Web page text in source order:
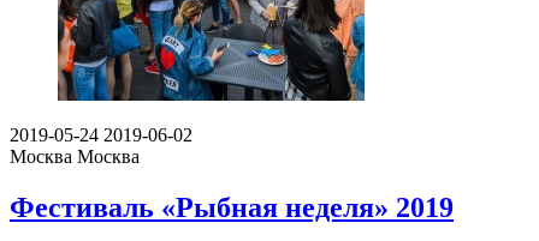
2019-05-24 2019-06-02
Москва Москва
Фестиваль «Рыбная неделя» 2019